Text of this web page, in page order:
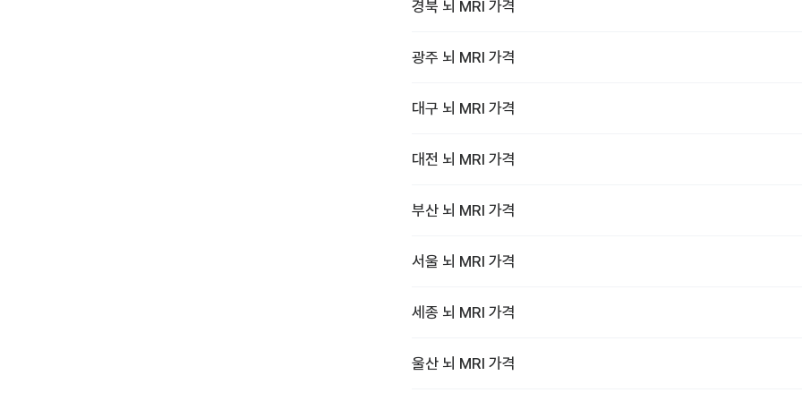
경북 뇌 MRI 가격
광주 뇌 MRI 가격
대구 뇌 MRI 가격
대전 뇌 MRI 가격
부산 뇌 MRI 가격
서울 뇌 MRI 가격
세종 뇌 MRI 가격
울산 뇌 MRI 가격